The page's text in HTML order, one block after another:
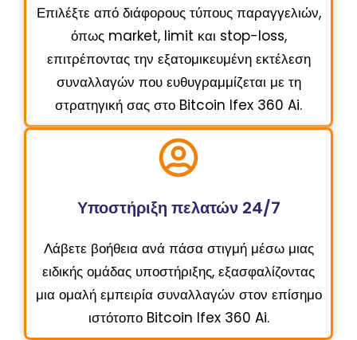
Επιλέξτε από διάφορους τύπους παραγγελιών,
όπως market, limit και stop-loss,
επιτρέποντας την εξατομικευμένη εκτέλεση
συναλλαγών που ευθυγραμμίζεται με τη
στρατηγική σας στο Bitcoin Ifex 360 Ai.
Υποστήριξη πελατών 24/7
Λάβετε βοήθεια ανά πάσα στιγμή μέσω μιας
ειδικής ομάδας υποστήριξης, εξασφαλίζοντας
μια ομαλή εμπειρία συναλλαγών στον επίσημο
ιστότοπο Bitcoin Ifex 360 Ai.